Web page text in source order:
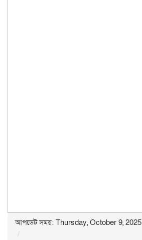
আপডেট সময়: Thursday, October 9, 2025